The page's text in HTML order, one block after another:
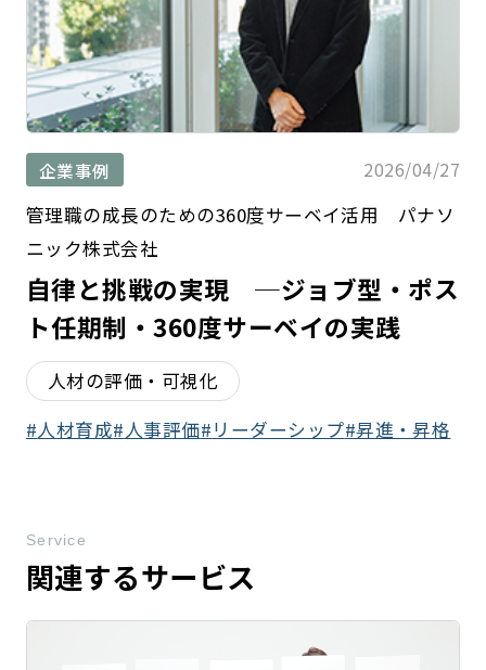
企業事例 2026/04/27
自律と挑戦の実現 ─ジョブ型・ポス
ト任期制・360度サーベイの実践
管理職の成長のための360度サーベイ活用 パナソ
ニック株式会社
人材の評価・可視化
人材育成
人事評価 リーダーシップ 昇進・昇格
関連するサービス
Service